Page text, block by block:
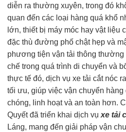
diễn ra thường xuyên, trong đó
quan đến các loại hàng quá khổ
lớn, thiết bị máy móc hay vật liệu
đặc thù đường phố chật hẹp và
phương tiện vận tải thông
chế trong quá trình di chuyển và
thực tế đó, dịch vụ xe tải cắt nóc
tối ưu, giúp việc vận chuyển
chóng, linh hoạt và an toàn hơn.
Quyết đã triển khai dịch vụ xe tải
Láng, mang đến giải pháp vận